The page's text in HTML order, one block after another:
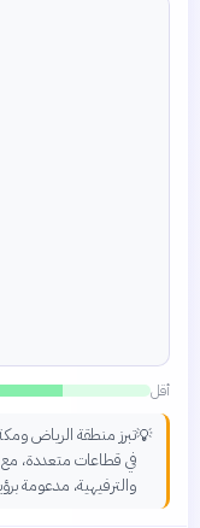
أقل
💡تبرز منطقة الرياض
في قطاعات متعددة، مع
والترفيهية، مدعومة برؤية